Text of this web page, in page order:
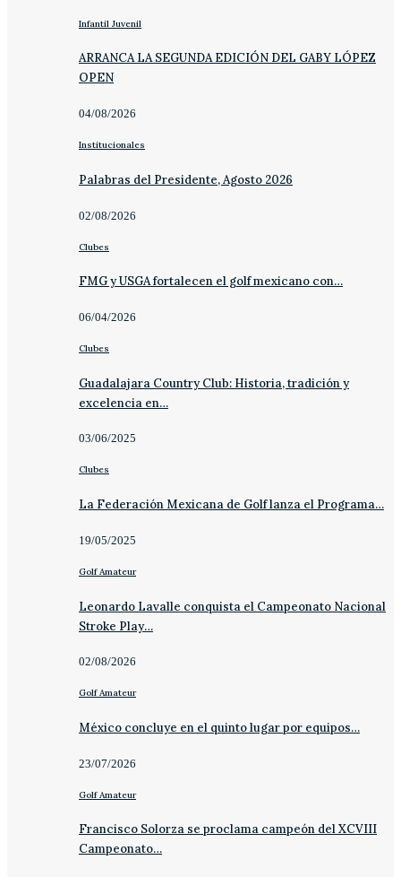
Infantil Juvenil
ARRANCA LA SEGUNDA EDICIÓN DEL GABY LÓPEZ
OPEN
04/08/2026
Institucionales
Palabras del Presidente, Agosto 2026
02/08/2026
Clubes
FMG y USGA fortalecen el golf mexicano con…
06/04/2026
Clubes
Guadalajara Country Club: Historia, tradición y
excelencia en…
03/06/2025
Clubes
La Federación Mexicana de Golf lanza el Programa…
19/05/2025
Golf Amateur
Leonardo Lavalle conquista el Campeonato Nacional
Stroke Play…
02/08/2026
Golf Amateur
México concluye en el quinto lugar por equipos…
23/07/2026
Golf Amateur
Francisco Solorza se proclama campeón del XCVIII
Campeonato…